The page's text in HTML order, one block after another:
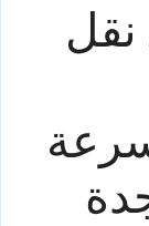
نقل
سرعة